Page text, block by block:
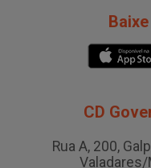
CD
Rua A, 200,
Valadares/